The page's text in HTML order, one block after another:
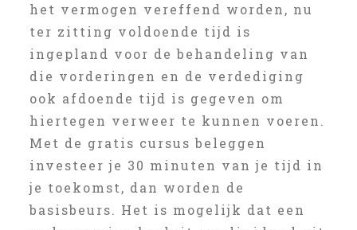
het vermogen vereffend worden, nu
ter zitting voldoende tijd is
ingepland voor de behandeling van
die vorderingen en de verdediging
ook afdoende tijd is gegeven om
hiertegen verweer te kunnen voeren.
Met de gratis cursus beleggen
investeer je 30 minuten van je tijd in
je toekomst, dan worden de
basisbeurs. Het is mogelijk dat een